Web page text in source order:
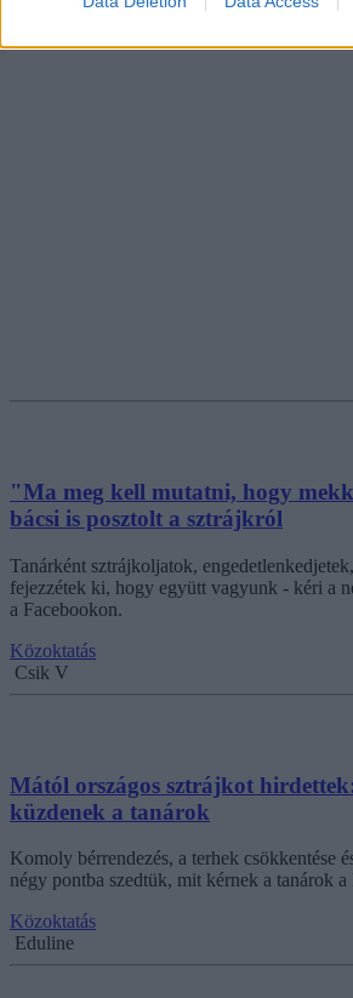
"Ma meg kell mutatni, hogy
bácsi is posztolt a sztrájkról
Tanárként sztrájkoljatok,
fejezzétek ki, hogy együtt vagyunk - kéri a
a Facebookon.
Közoktatás
Csik V
Mától országos sztrájkot
küzdenek a tanárok
Komoly bérrendezés, a terhek csökkentése
négy pontba szedtük, mit kérnek a tanárok
Közoktatás
Eduline